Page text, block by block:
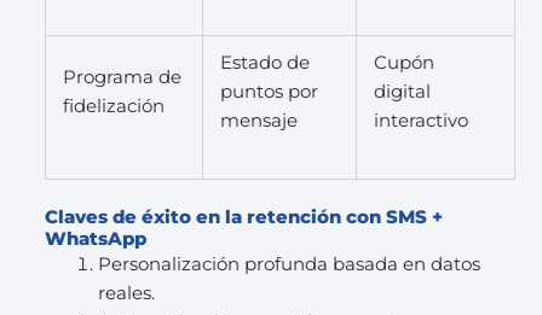
Programa de
fidelización
Estado de
puntos por
mensaje
Cupón
digital
interactivo
Claves de éxito en la retención con SMS +
WhatsApp
Personalización profunda basada en datos
reales.